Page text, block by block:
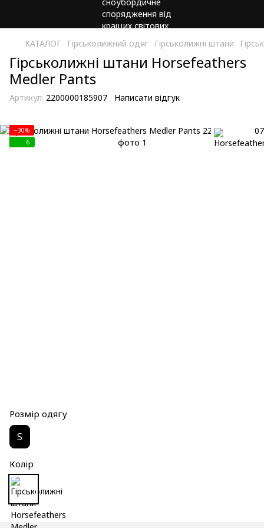
КАТАЛОГ Гірськолижний одяг Гірськолижні штани
Гірськолижні штани Horsefeathers
Medler Pants
Артикул: 2200000185907 Написати відгук
−30%
6
Розмір одягу
S
Колір